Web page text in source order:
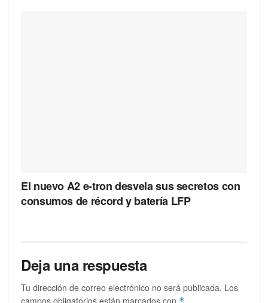
El nuevo A2 e-tron desvela sus secretos con
consumos de récord y batería LFP
Deja una respuesta
Tu dirección de correo electrónico no será publicada. Los